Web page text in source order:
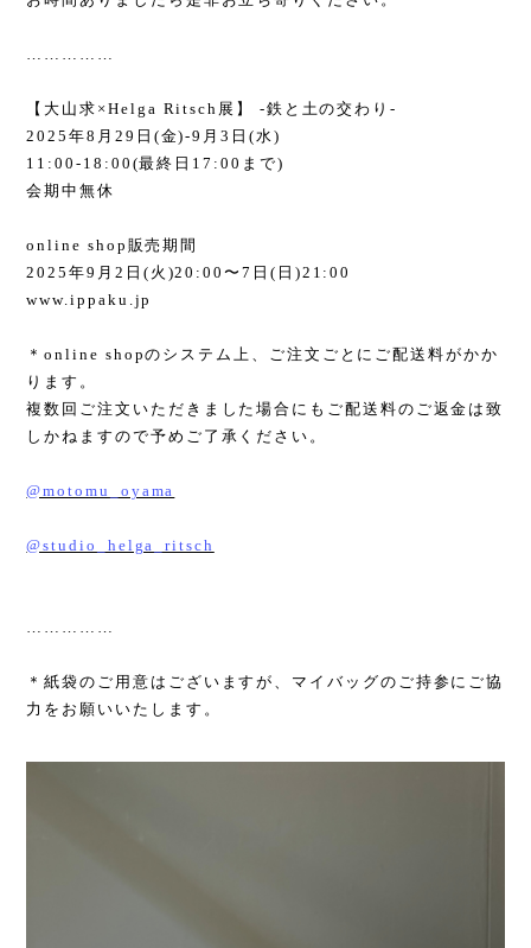
……………
【大山求 ×Helga Ritsch 展】 -鉄と土の交わり-
2025年8 月 29 日 (金)-9 月3 日 (水)
11:00-18:00(最終日 17:00 まで)
会期中無休
online shop 販売期間
2025年9 月 2 日 ( 火 )20:00〜7 日 ( 日 )21:00
www.ippaku.jp
＊online shopのシステム上、ご注文ごとにご配送料がかか
ります。
複数回ご注文いただきました場合にもご配送料のご返金は致
しかねますので予めご了承ください。
@motomu_oyama
@studio_helga_ritsch
……………
＊紙袋のご用意はございますが、マイバッグのご持参にご協
力をお願いいたします。